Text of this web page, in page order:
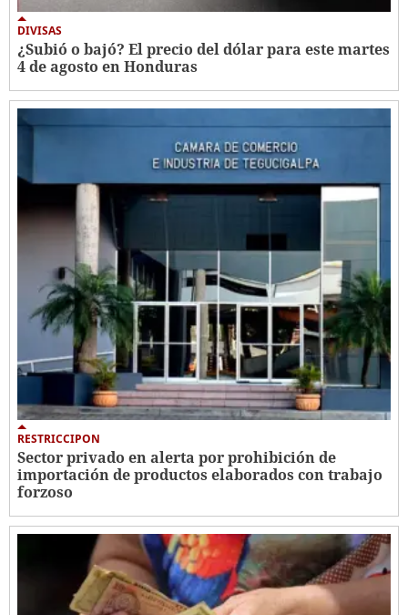
DIVISAS
¿Subió o bajó? El precio del dólar para este martes
4 de agosto en Honduras
RESTRICCIPON
Sector privado en alerta por prohibición de
importación de productos elaborados con trabajo
forzoso